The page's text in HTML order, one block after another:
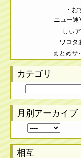
・お
ニュー
しぃ
ワロタ
まとめサ
カテゴリ
月別アーカイブ
相互